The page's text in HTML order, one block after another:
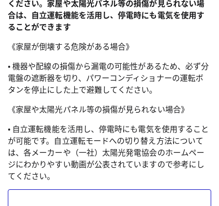
ください。家屋や太陽光パネル等の損傷が見られない場
合は、自立運転機能を活用し、停電時にも電気を使用す
ることができます
《家屋が倒壊する危険がある場合》
• 機器や配線の損傷から漏電の可能性があるため、必ず分
電盤の遮断器を切り、パワーコンディショナーの運転ボ
タンを停止にした上で避難してください。
《家屋や太陽光パネル等の損傷が見られない場合》
• 自立運転機能を活用し、停電時にも電気を使用すること
が可能です。自立運転モードへの切り替え方法について
は、各メーカーや（一社）太陽光発電協会のホームペー
ジにわかりやすい動画が公表されていますので参考にし
てください。